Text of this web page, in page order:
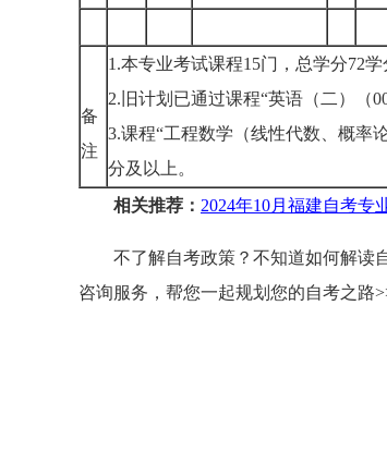
备
注
1.本专业考试课程15门，总学分72学
2.旧计划已通过课程“英语（二）（
3.课程“工程数学（线性代数、概率
分及以上。
相关推荐： 2024年10月福建自考专
不了解自考政策？不知道如何解读
咨询服务，帮您一起规划您的自考之路